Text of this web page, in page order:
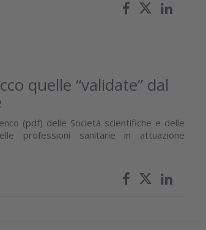
quelle “validate” dal
(pdf) delle Società scientifiche e delle
professioni sanitarie in attuazione